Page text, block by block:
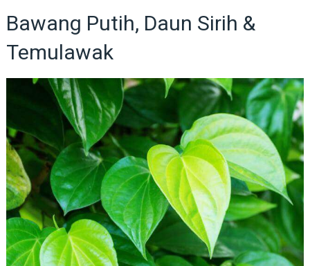
Bawang Putih, Daun Sirih &
Temulawak